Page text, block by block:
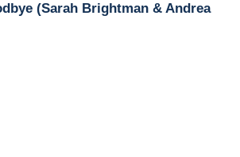
(Sarah Brightman & Andrea